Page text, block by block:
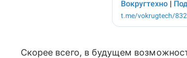
Скорее всего, в будущем